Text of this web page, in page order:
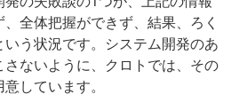
全体把握ができず、結果、ろく
う状況です。システム開発のあ
さないように、クロトでは、その
しています。